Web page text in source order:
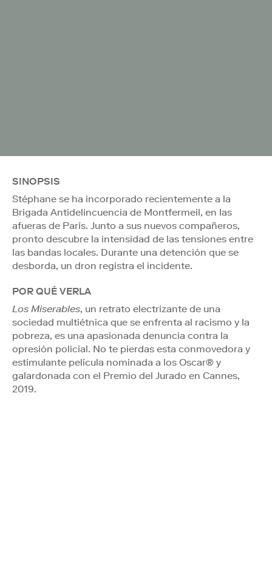
SINOPSIS
Stéphane se ha incorporado recientemente a la
Brigada Antidelincuencia de Montfermeil, en las
afueras de París. Junto a sus nuevos compañeros,
pronto descubre la intensidad de las tensiones entre
las bandas locales. Durante una detención que se
desborda, un dron registra el incidente.
POR QUÉ VERLA
Los Miserables, un retrato electrizante de una
sociedad multiétnica que se enfrenta al racismo y la
pobreza, es una apasionada denuncia contra la
opresión policial. No te pierdas esta conmovedora y
estimulante película nominada a los Oscar® y
galardonada con el Premio del Jurado en Cannes,
2019.